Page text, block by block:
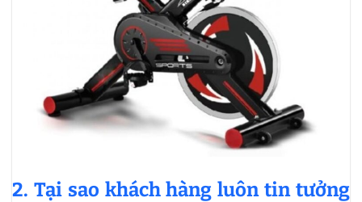
2. Tại sao khách hàng luôn tin tưởng